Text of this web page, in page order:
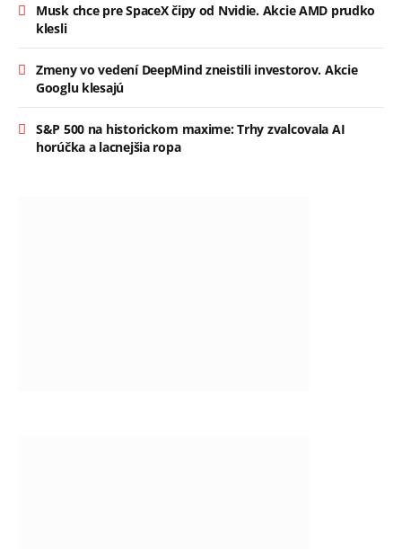
Musk chce pre SpaceX čipy od Nvidie. Akcie AMD prudko
klesli
Zmeny vo vedení DeepMind zneistili investorov. Akcie
Googlu klesajú
S&P 500 na historickom maxime: Trhy zvalcovala AI
horúčka a lacnejšia ropa